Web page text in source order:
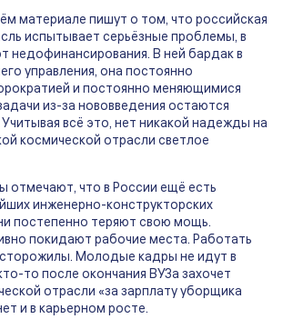
материале пишут о том, что российская
испытывает серьёзные проблемы, в
недофинансирования. В ней бардак в
управления, она постоянно
и постоянно меняющимися
из-за нововведения остаются
всё это, нет никакой надежды на
космической отрасли светлое
отмечают, что в России ещё есть
инженерно-конструкторских
постепенно теряют свою мощь.
покидают рабочие места. Работать
Молодые кадры не идут в
то после окончания ВУЗа захочет
отрасли «за зарплату уборщика
и в карьерном росте.